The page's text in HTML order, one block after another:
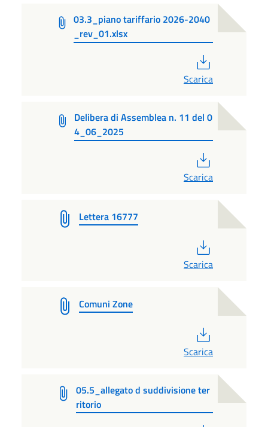
03.3_piano tariffario 2026-2040
_rev_01.xlsx
Scarica
Delibera di Assemblea n. 11 del 0
4_06_2025
Scarica
Lettera 16777
Scarica
Comuni Zone
Scarica
05.5_allegato d suddivisione ter
ritorio